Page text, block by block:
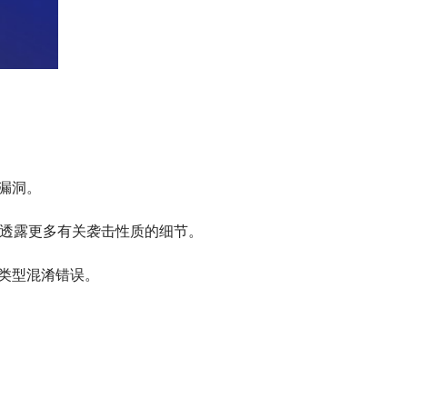
。
更多有关袭击性质的细节。
混淆错误。